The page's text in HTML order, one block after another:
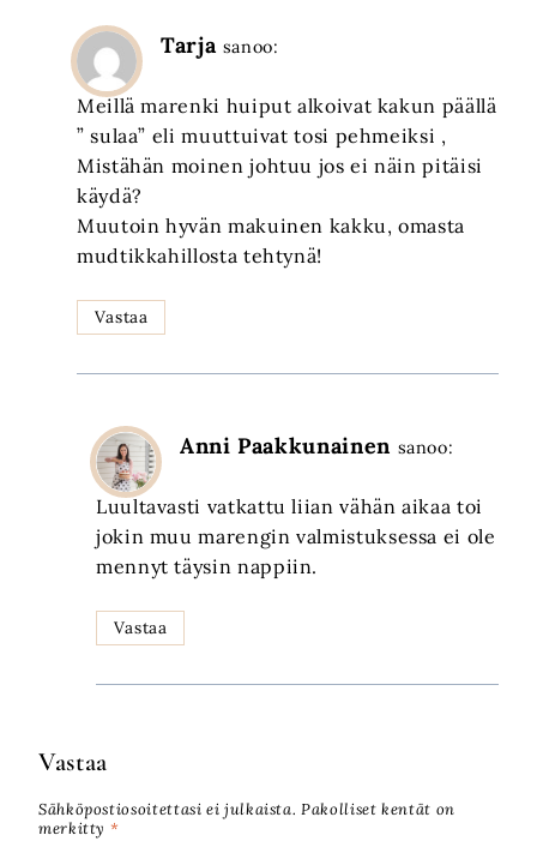
Tarja sanoo:
Meillä marenki huiput alkoivat kakun päällä
” sulaa” eli muuttuivat tosi pehmeiksi ,
Mistähän moinen johtuu jos ei näin pitäisi
käydä?
Muutoin hyvän makuinen kakku, omasta
mudtikkahillosta tehtynä!
Vastaa
Anni Paakkunainen sanoo:
Luultavasti vatkattu liian vähän aikaa toi
jokin muu marengin valmistuksessa ei ole
mennyt täysin nappiin.
Vastaa
Vastaa
Sähköpostiosoitettasi ei julkaista. Pakolliset kentät on
merkitty *